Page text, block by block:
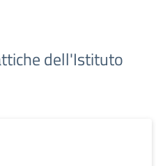
dell'Istituto